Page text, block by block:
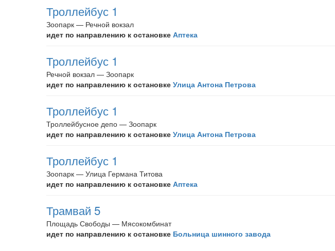
Троллейбус 1
Зоопарк — Речной вокзал
идет по направлению к остановке Аптека
Троллейбус 1
Речной вокзал — Зоопарк
идет по направлению к остановке Улица Антона Петрова
Троллейбус 1
Троллейбусное депо — Зоопарк
идет по направлению к остановке Улица Антона Петрова
Троллейбус 1
Зоопарк — Улица Германа Титова
идет по направлению к остановке Аптека
Трамвай 5
Площадь Свободы — Мясокомбинат
идет по направлению к остановке Больница шинного завода